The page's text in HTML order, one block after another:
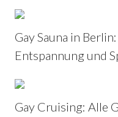
Gay Sauna in
Entspannung und
Gay Cruising: Alle